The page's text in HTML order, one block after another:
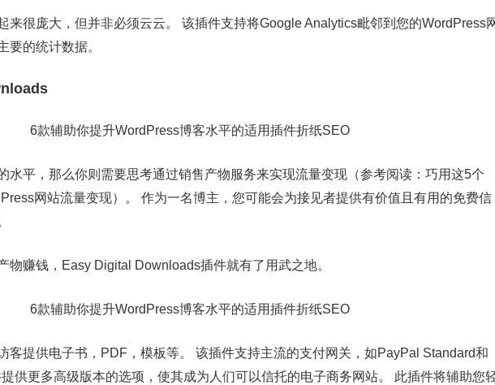
来很庞大，但并非必须云云。 该插件支持将Google Analytics毗邻到您的WordPress
要的统计数据。
水平，那么你则需要思考通过销售产物服务来实现流量变现（参考阅读：巧用这5个
网站流量变现）。 作为一名博主，您可能会为接见者提供有价值且有用的免费信
物赚钱，Easy Digital Downloads插件就有了用武之地。
客提供电子书，PDF，模板等。 该插件支持主流的支付网关，如PayPal Standard和
供更多高级版本的选项，使其成为人们可以信托的电子商务网站。 此插件将辅助您